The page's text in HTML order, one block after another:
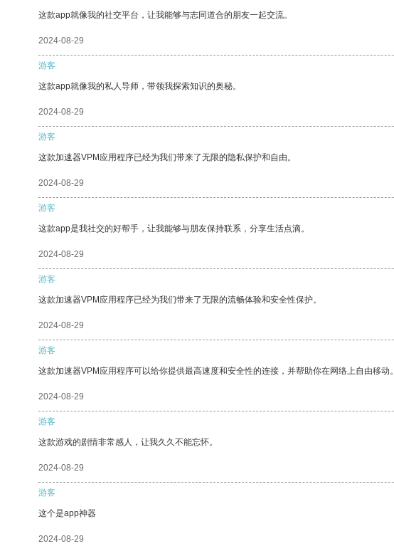
这款app就像我的社交平台，让我能够与志同道合的朋友一起交流。
2024-08-29
游客
这款app就像我的私人导师，带领我探索知识的奥秘。
2024-08-29
游客
这款加速器VPM应用程序已经为我们带来了无限的隐私保护和自由。
2024-08-29
游客
这款app是我社交的好帮手，让我能够与朋友保持联系，分享生活点滴。
2024-08-29
游客
这款加速器VPM应用程序已经为我们带来了无限的流畅体验和安全性保护。
2024-08-29
游客
这款加速器VPM应用程序可以给你提供最高速度和安全性的连接，并帮助你在网络上自由移动。
2024-08-29
游客
这款游戏的剧情非常感人，让我久久不能忘怀。
2024-08-29
游客
这个是app神器
2024-08-29